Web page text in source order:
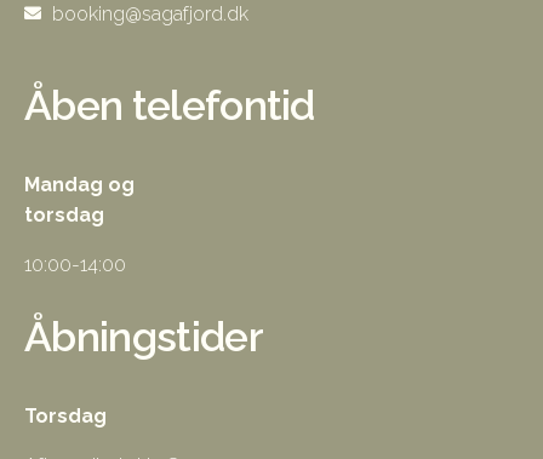
booking@sagafjord.dk
Åben telefontid
Mandag og
torsdag
10:00-14:00
Åbningstider
Torsdag